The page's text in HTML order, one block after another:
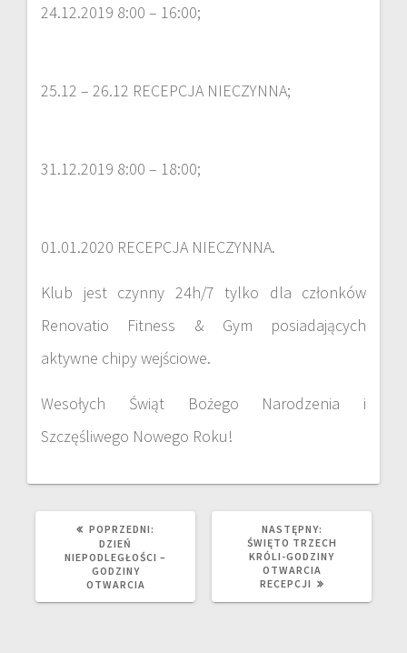
24.12.2019 8:00 – 16:00;
25.12 – 26.12 RECEPCJA NIECZYNNA;
31.12.2019 8:00 – 18:00;
01.01.2020 RECEPCJA NIECZYNNA.
Klub jest czynny 24h/7 tylko dla członków
Renovatio Fitness & Gym posiadających
aktywne chipy wejściowe.
Wesołych Świąt Bożego Narodzenia i
Szczęśliwego Nowego Roku!
POPRZEDNI:
DZIEŃ
NIEPODLEGŁOŚCI –
GODZINY
OTWARCIA
NASTĘPNY:
ŚWIĘTO TRZECH
KRÓLI-GODZINY
OTWARCIA
RECEPCJI